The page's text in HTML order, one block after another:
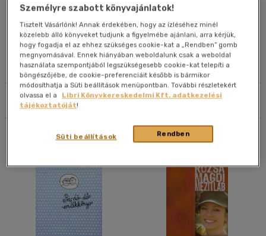
Művei
Olvasói vélemények
Szűrés Rendezés
Eladott darabszám szerint növekvő
Cím szerint A-Z
Szerző szerint A-Z
Megjelenítés
20 db / oldal
Alkalmaz
Összesen db
Személyre szabott könyvajánlatok!
Tisztelt Vásárlónk! Annak érdekében, hogy az ízléséhez minél
közelebb álló könyveket tudjunk a figyelmébe ajánlani, arra kérjük,
hogy fogadja el az ehhez szükséges cookie-kat a „Rendben” gomb
megnyomásával. Ennek hiányában weboldalunk csak a weboldal
használata szempontjából legszükségesebb cookie-kat telepíti a
böngészőjébe, de cookie-preferenciáit később is bármikor
módosíthatja a Süti beállítások menüpontban. További részletekért
olvassa el a
Libri Könyvkereskedelmi Kft. adatkezelési
tájékoztatóját!
Rendben
Süti beállítások